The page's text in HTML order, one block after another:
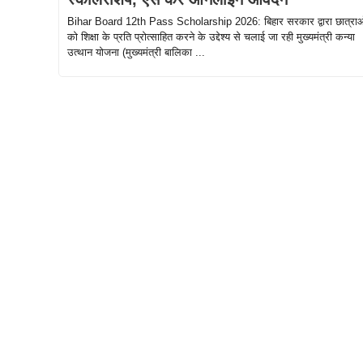
Bihar Board 12th Pass Scholarship 2026: बिहार सरकार द्वारा
को शिक्षा के प्रति प्रोत्साहित करने के उद्देश्य से चलाई जा रही मुख्यमंत्री कन्या
उत्थान योजना (मुख्यमंत्री बालिका ...